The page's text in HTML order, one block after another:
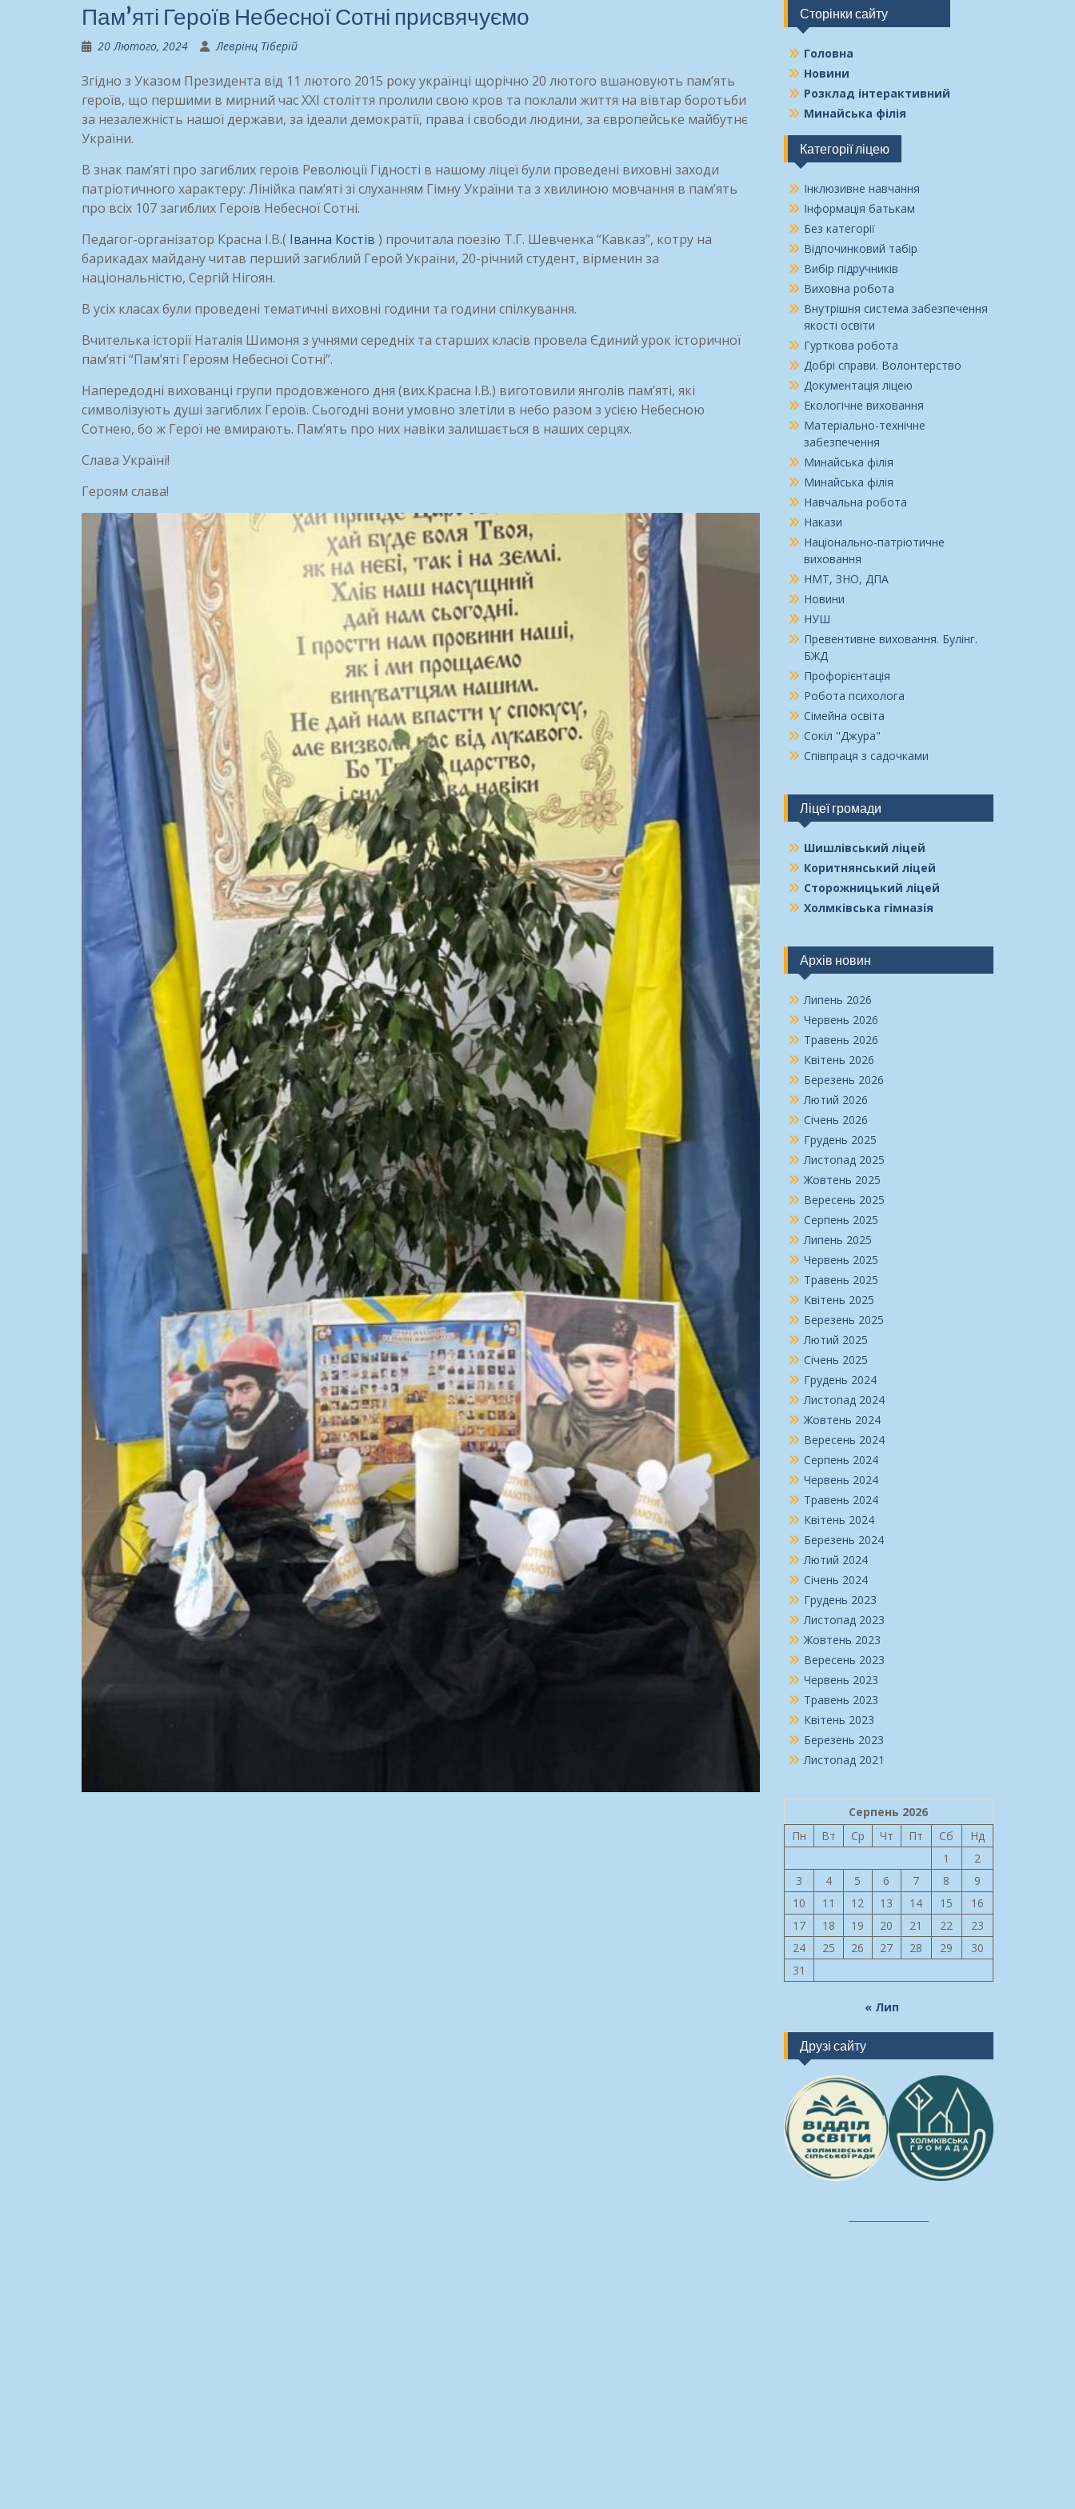
Пам’яті Героїв Небесної Сотні присвячуємо
20 Лютого, 2024 Леврінц Тіберій
Згідно з Указом Президента від 11 лютого 2015 року українці щорічно 20 лютого вшановують пам’ять
героїв, що першими в мирний час ХХІ століття пролили свою кров та поклали життя на вівтар боротьби
за незалежність нашої держави, за ідеали демократії, права і свободи людини, за європейське майбутнє
України.
В знак пам’яті про загиблих героїв Революції Гідності в нашому ліцеї були проведені виховні заходи
патріотичного характеру: Лінійка пам’яті зі слуханням Гімну України та з хвилиною мовчання в пам’ять
про всіх 107 загиблих Героїв Небесної Сотні.
Педагог-організатор Красна І.В.( Іванна Костів ) прочитала поезію Т.Г. Шевченка “Кавказ”, котру на
барикадах майдану читав перший загиблий Герой України, 20-річний студент, вірменин за
національністю, Сергій Нігоян.
В усіх класах були проведені тематичні виховні години та години спілкування.
Вчителька історії Наталія Шимоня з учнями середніх та старших класів провела Єдиний урок історичної
пам’яті “Пам’яті Героям Небесної Сотні”.
Напередодні вихованці групи продовженого дня (вих.Красна І.В.) виготовили янголів пам’яті, які
символізують душі загиблих Героїв. Сьогодні вони умовно злетіли в небо разом з усією Небесною
Сотнею, бо ж Герої не вмирають. Пам’ять про них навіки залишається в наших серцях.
Слава Україні!
Героям слава!
Сторінки сайту
Головна
Новини
Розклад інтерактивний
Минайська філія
Категорії ліцею
Інклюзивне навчання
Інформація батькам
Без категорії
Відпочинковий табір
Вибір підручників
Виховна робота
Внутрішня система забезпечення
якості освіти
Гурткова робота
Добрі справи. Волонтерство
Документація ліцею
Екологічне виховання
Матеріально-технічне
забезпечення
Минайська філія
Минайська філія
Навчальна робота
Накази
Національно-патріотичне
виховання
НМТ, ЗНО, ДПА
Новини
НУШ
Превентивне виховання. Булінг.
БЖД
Профорієнтація
Робота психолога
Сімейна освіта
Сокіл "Джура"
Співпраця з садочками
Ліцеї громади
Шишлівський ліцей
Коритнянський ліцей
Сторожницький ліцей
Холмківська гімназія
Архів новин
Липень 2026
Червень 2026
Травень 2026
Квітень 2026
Березень 2026
Лютий 2026
Січень 2026
Грудень 2025
Листопад 2025
Жовтень 2025
Вересень 2025
Серпень 2025
Липень 2025
Червень 2025
Травень 2025
Квітень 2025
Березень 2025
Лютий 2025
Січень 2025
Грудень 2024
Листопад 2024
Жовтень 2024
Вересень 2024
Серпень 2024
Червень 2024
Травень 2024
Квітень 2024
Березень 2024
Лютий 2024
Січень 2024
Грудень 2023
Листопад 2023
Жовтень 2023
Вересень 2023
Червень 2023
Травень 2023
Квітень 2023
Березень 2023
Листопад 2021
Серпень 2026
Пн
Вт Ср Чт Пт Сб
Нд
1
2
3
4 5 6 7 8
9
10
11 12 13 14 15
16
17
18 19 20 21 22
23
24
25 26 27 28 29
30
31
« Лип
Друзі сайту